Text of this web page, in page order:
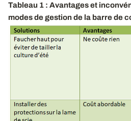
Tableau 1 : Avantages et
modes de gestion de la barre de